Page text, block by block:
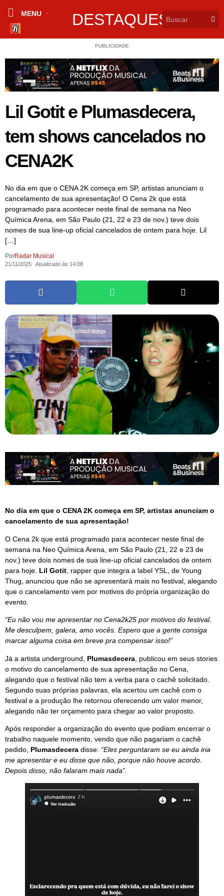
MENU DESTAQUES
PUBLICIDADE
Lil Gotit e Plumasdecera,
tem shows cancelados no
CENA2K
No dia em que o CENA 2K começa em SP, artistas anunciam o
cancelamento de sua apresentação! O Cena 2k que está
programado para acontecer neste final de semana na Neo
Química Arena, em São Paulo (21, 22 e 23 de nov.) teve dois
nomes de sua line-up oficial cancelados de ontem para hoje. Lil
[…]
PorRadar Musical
21/11/2025 Atualizado às 14:08
No dia em que o CENA 2K começa em SP, artistas anunciam o
cancelamento de sua apresentação!
O Cena 2k que está programado para acontecer neste final de
semana na Neo Química Arena, em São Paulo (21, 22 e 23 de
nov.) teve dois nomes de sua line-up oficial cancelados de ontem
para hoje. Lil Gotit , rapper que integra a label YSL, de Young
Thug, anunciou que não se apresentará mais no festival, alegando
que o cancelamento vem por motivos do própria organização do
evento.
“Eu não vou me apresentar no Cena2k25 por motivos do festival.
Me desculpem, galera, amo vocês. Espero que a gente consiga
marcar alguma coisa em breve pra compensar isso!”
Já a artista underground, Plumasdecera , publicou em seus stories
o motivo do cancelamento de sua apresentação no Cena,
alegando que o festival não tem a verba para o cachê solicitado.
Segundo suas próprias palavras, ela acertou um cachê com o
festival e a produção lhe retornou oferecendo um valor menor,
alegando não ter orçamento para chegar ao valor proposto.
Após responder a organização do evento que podiam encerrar o
trabalho naquele momento, vendo que não pagariam o cachê
pedido, Plumasdecera disse: “Eles perguntaram se eu ainda iria
me apresentar e eu disse que não, porque não houve acordo.
Depois disso, não falaram mais nada”.